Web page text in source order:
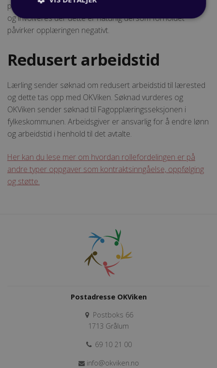
personalansvarlig på arbeidsplassen. OKViken orienteres
og involveres der dette er naturlig dersom forholdet
påvirker opplæringen negativt.
Redusert arbeidstid
Lærling sender søknad om redusert arbeidstid til lærested
og dette tas opp med OKViken. Søknad vurderes og
OKViken sender søknad til Fagopplæringsseksjonen i
fylkeskommunen. Arbeidsgiver er ansvarlig for å endre lønn
og arbeidstid i henhold til det avtalte.
Her kan du lese mer om hvordan rollefordelingen er på
andre typer oppgaver som kontraktsinngåelse, oppfølging
og støtte.
Postadresse OKViken
Postboks 66
1713 Grålum
69 10 21 00
info@okviken.no